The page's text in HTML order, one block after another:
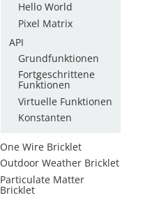
Hello World
Pixel Matrix
API
Grundfunktionen
Fortgeschrittene
Funktionen
Virtuelle Funktionen
Konstanten
One Wire Bricklet
Outdoor Weather Bricklet
Particulate Matter
Bricklet